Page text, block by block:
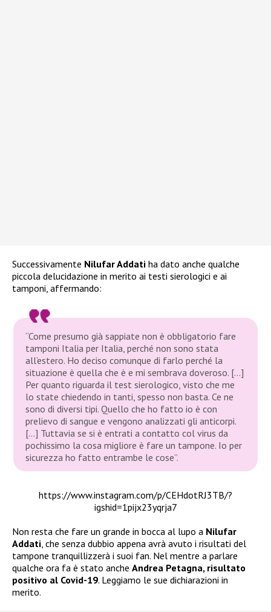
Successivamente Nilufar Addati ha dato anche qualche
piccola delucidazione in merito ai testi sierologici e ai
tamponi, affermando:
“Come presumo già sappiate non è obbligatorio fare
tamponi Italia per Italia, perché non sono stata
all’estero. Ho deciso comunque di farlo perché la
situazione è quella che è e mi sembrava doveroso. […]
Per quanto riguarda il test sierologico, visto che me
lo state chiedendo in tanti, spesso non basta. Ce ne
sono di diversi tipi. Quello che ho fatto io è con
prelievo di sangue e vengono analizzati gli anticorpi.
[…] Tuttavia se si è entrati a contatto col virus da
pochissimo la cosa migliore è fare un tampone. Io per
sicurezza ho fatto entrambe le cose”.
https://www.instagram.com/p/CEHdotRJ3TB/?
igshid=1pijx23yqrja7
Non resta che fare un grande in bocca al lupo a Nilufar
Addati , che senza dubbio appena avrà avuto i risultati del
tampone tranquillizzerà i suoi fan. Nel mentre a parlare
qualche ora fa è stato anche Andrea Petagna, risultato
positivo al Covid-19. Leggiamo le sue dichiarazioni in
merito.